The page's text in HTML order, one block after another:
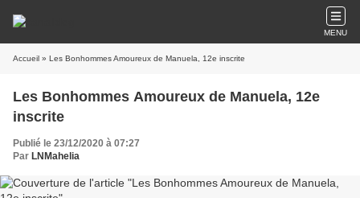
MENU
Accueil » Les Bonhommes Amoureux de Manuela, 12e inscrite
Les Bonhommes Amoureux de Manuela, 12e
inscrite
Publié le 23/12/2020 à 07:27
Par LNMahelia